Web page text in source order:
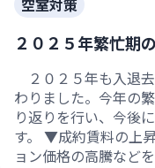
空室対策
２０２５年繁忙期
２０２５年も入退
わりました。今年の
り返りを行い、今後
す。 ▼成約賃料の上
ョン価格の高騰など